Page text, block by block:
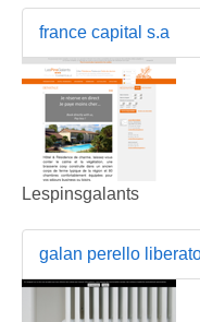
france capital s.a
Lespinsgalants
galan perello